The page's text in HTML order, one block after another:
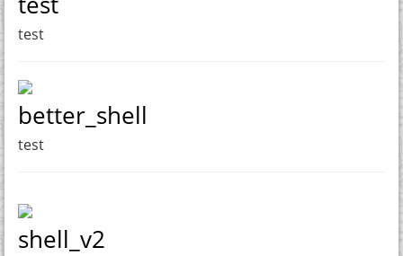
test
better_shell
test
shell_v2